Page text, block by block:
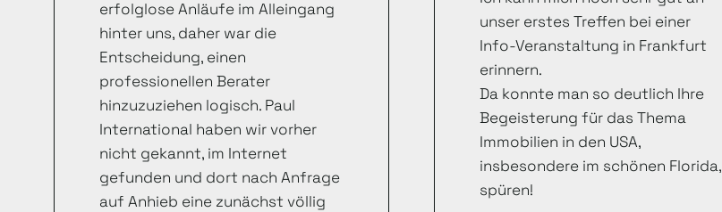
erfolglose Anläufe im Alleingang
hinter uns, daher war die
Entscheidung, einen
professionellen Berater
hinzuzuziehen logisch. Paul
International haben wir vorher
nicht gekannt, im Internet
gefunden und dort nach Anfrage
auf Anhieb eine zunächst völlig
unser erstes Treffen bei einer
Info-Veranstaltung in Frankfurt
erinnern.
Da konnte man so deutlich Ihre
Begeisterung für das Thema
Immobilien in den USA,
insbesondere im schönen Florida,
spüren!